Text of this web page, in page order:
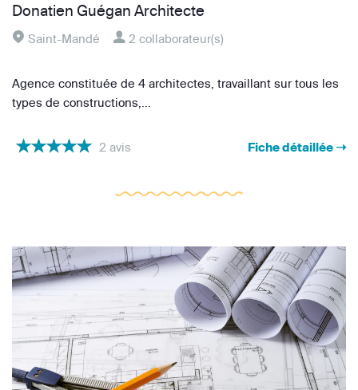
Donatien Guégan Architecte
Saint-Mandé 2 collaborateur(s)
Agence constituée de 4 architectes, travaillant sur tous les
types de constructions,...
2 avis Fiche détaillée ➝